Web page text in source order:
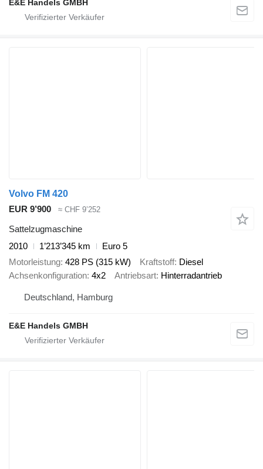
E&E Handels GMBH
Volvo FM 420
EUR 9’900
≈ CHF 9’252
Sattelzugmaschine
2010
1’213’345 km
Euro 5
Motorleistung 428 PS (315 kW) Kraftstoff Diesel
Achsenkonfiguration 4x2 Antriebsart Hinterradantrieb
Deutschland, Hamburg
E&E Handels GMBH